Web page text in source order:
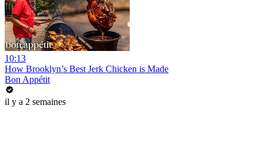
10:13
How Brooklyn’s Best Jerk Chicken is Made
Bon Appétit
il y a 2 semaines